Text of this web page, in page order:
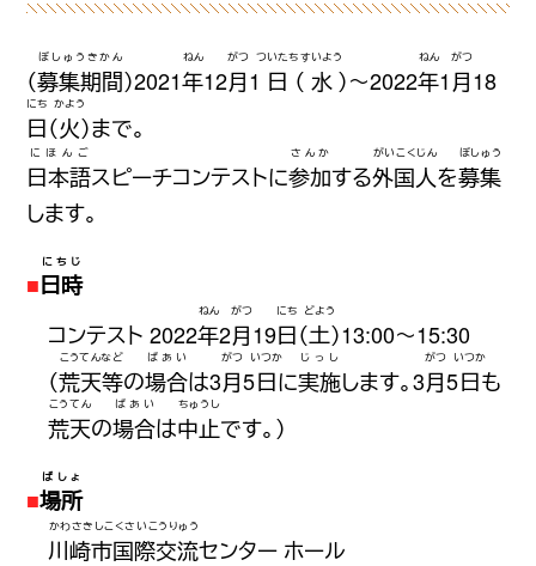
（募集期間
ぼしゅうきかん
）2021年
ねん
12月
がつ
1 日
ついたち
（ 水
すいよう
）〜2022年
ねん
1月
がつ
18
日
にち
（火
かよう
）まで。
日本語
にほんご
スピーチコンテストに参加
さんか
する外国人
がいこくじん
を募集
ぼしゅう
します。
日時
にちじ
コンテスト 2022年
ねん
2月
がつ
19日
にち
（土
どよう
）13:00〜15:30
（荒天等
こうてんなど
の場合
ばあい
は3月
がつ
5日
いつか
に実施
じっし
します。3月
がつ
5日
いつか
も
荒天
こうてん
の場合
ばあい
は中止
ちゅうし
です。）
場所
ばしょ
川崎市国際交流
かわさきしこくさいこうりゅう
センター ホール